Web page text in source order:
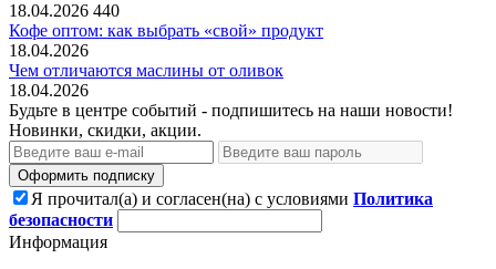
18.04.2026 440
Кофе оптом: как выбрать «свой» продукт
18.04.2026
Чем отличаются маслины от оливок
18.04.2026
Будьте в центре событий - подпишитесь на наши новости!
Новинки, скидки, акции.
Оформить подписку
Я прочитал(а) и согласен(на) с условиями Политика
безопасности
Информация